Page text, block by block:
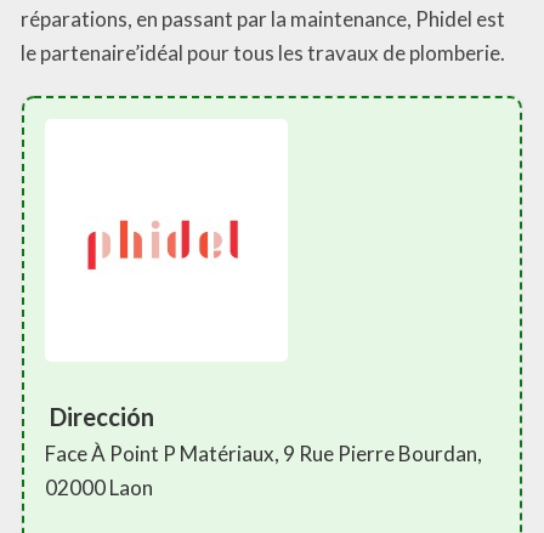
réparations, en passant par la maintenance, Phidel est
le partenaire’idéal pour tous les travaux de plomberie.
Dirección
Face À Point P Matériaux, 9 Rue Pierre Bourdan,
02000 Laon